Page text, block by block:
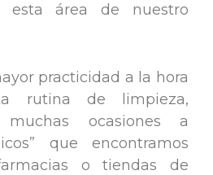
esta área de nuestro
practicidad a la hora
rutina de limpieza,
ocasiones a
que encontramos
o tiendas de